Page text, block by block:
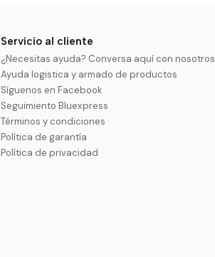
Servicio al cliente
¿Necesitas ayuda? Conversa aquí con nosotros
Ayuda logistica y armado de productos
Síguenos en Facebook
Seguimiento Bluexpress
Términos y condiciones
Política de garantía
Política de privacidad